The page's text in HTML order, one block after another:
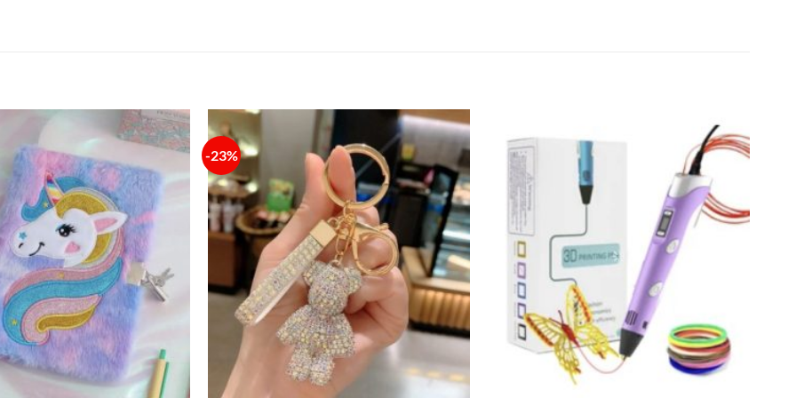
a la
lista de
-23%
Añadir
a la
lista de
deseos
Añadir
lista de
deseos